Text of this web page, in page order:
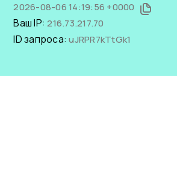
2026-08-06 14:19:56 +0000
Ваш IP:216.73.217.70
ID запроса:uJRPR7kTtGk1